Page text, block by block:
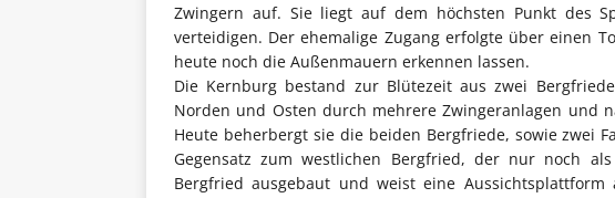
Zwingern auf. Sie liegt auf dem höchsten Punkt des
verteidigen. Der ehemalige Zugang erfolgte über einen
heute noch die Außenmauern erkennen lassen.
Die Kernburg bestand zur Blütezeit aus zwei
Norden und Osten durch mehrere Zwingeranlagen und
Heute beherbergt sie die beiden Bergfriede, sowie zwei
Gegensatz zum westlichen Bergfried, der nur noch
Bergfried ausgebaut und weist eine